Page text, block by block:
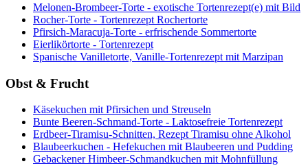
Melonen-Brombeer-Torte - exotische Tortenrezept(e) mit Bild
Rocher-Torte - Tortenrezept Rochertorte
Pfirsich-Maracuja-Torte - erfrischende Sommertorte
Eierlikörtorte - Tortenrezept
Spanische Vanilletorte, Vanille-Tortenrezept mit Marzipan
Obst & Frucht
Käsekuchen mit Pfirsichen und Streuseln
Bunte Beeren-Schmand-Torte - Laktosefreie Tortenrezept
Erdbeer-Tiramisu-Schnitten, Rezept Tiramisu ohne Alkohol
Blaubeerkuchen - Hefekuchen mit Blaubeeren und Pudding
Gebackener Himbeer-Schmandkuchen mit Mohnfüllung